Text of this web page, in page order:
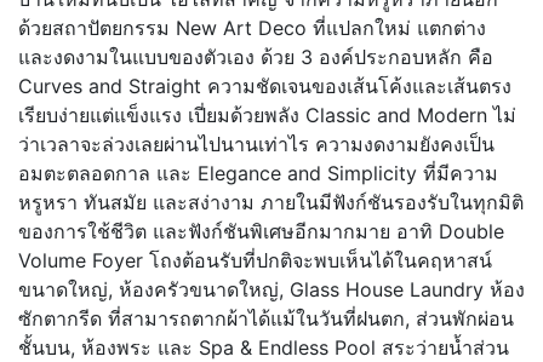
ด้วยสถาปัตยกรรม New Art Deco ที่แปลกใหม่ แตกต่าง
และงดงามในแบบของตัวเอง ด้วย 3 องค์ประกอบหลัก คือ
Curves and Straight ความชัดเจนของเส้นโค้งและเส้นตรง
เรียบง่ายแต่แข็งแรง เปี่ยมด้วยพลัง Classic and Modern ไม่
ว่าเวลาจะล่วงเลยผ่านไปนานเท่าไร ความงดงามยังคงเป็น
อมตะตลอดกาล และ Elegance and Simplicity ที่มีความ
หรูหรา ทันสมัย และสง่างาม ภายในมีฟังก์ชันรองรับในทุกมิติ
ของการใช้ชีวิต และฟังก์ชันพิเศษอีกมากมาย อาทิ Double
Volume Foyer โถงต้อนรับที่ปกติจะพบเห็นได้ในคฤหาสน์
ขนาดใหญ่, ห้องครัวขนาดใหญ่, Glass House Laundry ห้อง
ซักตากรีด ที่สามารถตากผ้าได้แม้ในวันที่ฝนตก, ส่วนพักผ่อน
ชั้นบน, ห้องพระ และ Spa & Endless Pool สระว่ายน้ำส่วน